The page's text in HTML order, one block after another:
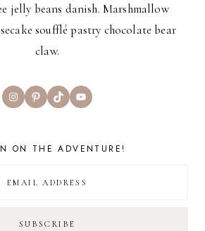
jelly beans danish. Marshmallow
soufflé pastry chocolate bear
claw.
InstagramPinterest
TikTokYouTube
ON THE ADVENTURE!